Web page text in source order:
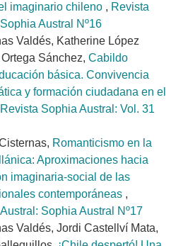
imaginario chileno , Revista
Austral Nº16
Valdés, Katherine López
Sánchez, Cabildo
básica. Convivencia
y formación ciudadana en el
Revista Sophia Austral: Vol. 31
Romanticismo en la
Aproximaciones hacia
imaginaria-social de las
contemporáneas ,
Sophia Austral Nº17
Valdés, Jordi Castellví Mata,